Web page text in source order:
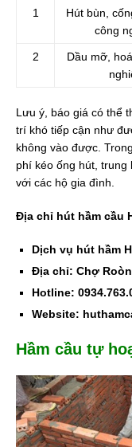
1
Hút bùn,
công
2
Dầu mỡ,
Lưu ý, báo giá có thể
trí khó tiếp cận như
không vào được.
phí kéo ống hút, trung
với các hộ gia đình.
Địa chỉ hút hầm cầu
Dịch vụ hút hầm
Địa chỉ: Chợ
Hotline:
Website:
Hầm cầu tự